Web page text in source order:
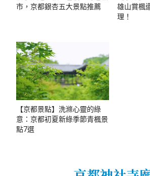
市，京都銀杏五大景點推薦
雄山賞楓
理！
【京都景點】洗滌心靈的綠
意：京都初夏新綠季節青楓景
點7選